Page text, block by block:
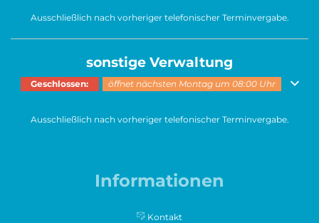
Ausschließlich nach vorheriger telefonischer Terminvergabe.
sonstige Verwaltung
Klicken, um weitere Öffnungs- oder Schließzeiten auszublenden
Geschlossen: öffnet nächsten Montag um 08:00 Uhr
Ausschließlich nach vorheriger telefonischer Terminvergabe.
Informationen
Kontakt